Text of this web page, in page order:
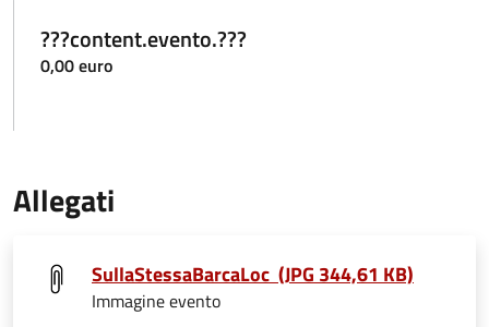
???content.evento.???
0,00 euro
Allegati
SullaStessaBarcaLoc (JPG 344,61 KB)
Immagine evento